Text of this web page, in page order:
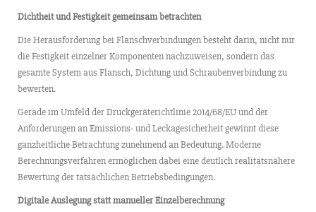
Dichtheit und Festigkeit gemeinsam betrachten
Die Herausforderung bei Flanschverbindungen besteht darin, nicht nur
die Festigkeit einzelner Komponenten nachzuweisen, sondern das
gesamte System aus Flansch, Dichtung und Schraubenverbindung zu
bewerten.
Gerade im Umfeld der Druckgeräterichtlinie 2014/68/EU und der
Anforderungen an Emissions- und Leckagesicherheit gewinnt diese
ganzheitliche Betrachtung zunehmend an Bedeutung. Moderne
Berechnungsverfahren ermöglichen dabei eine deutlich realitätsnähere
Bewertung der tatsächlichen Betriebsbedingungen.
Digitale Auslegung statt manueller Einzelberechnung